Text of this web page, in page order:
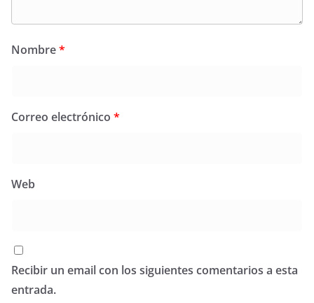
Nombre*
Correo electrónico *
Web
Recibir un email con los siguientes comentarios a esta
entrada.